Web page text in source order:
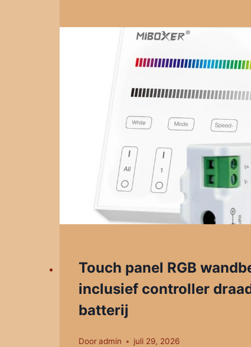
Touch panel RGB
inclusief controller
batterij
Door admin juli 29, 2026